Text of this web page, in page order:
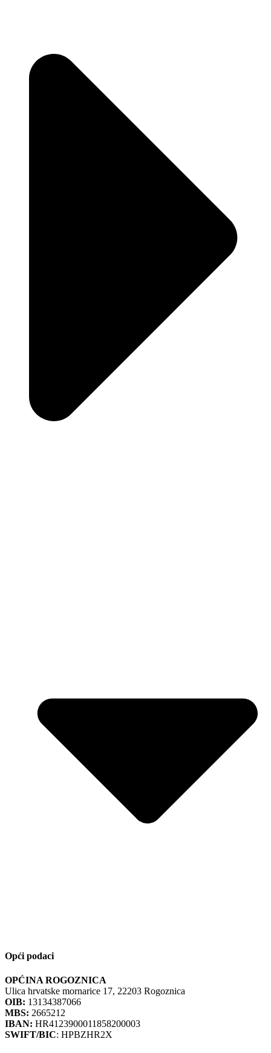
Opći podaci
OPĆINA ROGOZNICA
Ulica hrvatske mornarice 17, 22203 Rogoznica
OIB: 13134387066
MBS: 2665212
IBAN: HR4123900011858200003
SWIFT/BIC: HPBZHR2X